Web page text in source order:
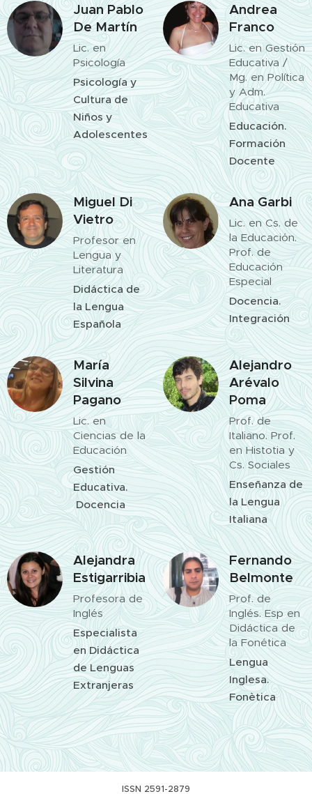
Juan Pablo
De Martín
Lic. en
Psicología
Psicología y
Cultura de
Niños y
Adolescentes
Andrea
Franco
Lic. en Gestión
Educativa /
Mg. en Política
y Adm.
Educativa
Educación.
Formación
Docente
Miguel Di
Vietro
Profesor en
Lengua y
Literatura
Didáctica de
la Lengua
Española
Ana Garbi
Lic. en Cs. de
la Educación.
Prof. de
Educación
Especial
Docencia.
Integración
María
Silvina
Pagano
Lic. en
Ciencias de la
Educación
Gestión
Educativa.
Docencia
Alejandro
Arévalo
Poma
Prof. de
Italiano. Prof.
en Histotia y
Cs. Sociales
Enseñanza de
la Lengua
Italiana
Alejandra
Estigarribia
Profesora de
Inglés
Especialista
en Didáctica
de Lenguas
Extranjeras
Fernando
Belmonte
Prof. de
Inglés. Esp en
Didáctica de
la Fonética
Lengua
Inglesa.
Fonètica
ISSN 2591-2879